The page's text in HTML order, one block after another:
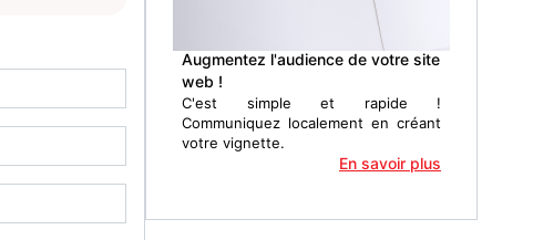
Augmentez l'audience de votre site
web !
C'est simple et rapide !
Communiquez localement en créant
votre vignette.
En savoir plus